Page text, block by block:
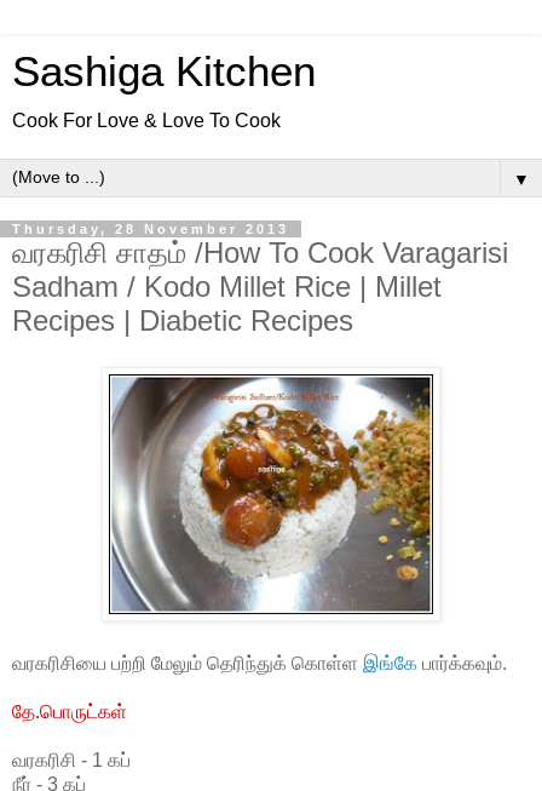
Sashiga Kitchen
Cook For Love & Love To Cook
▼
Thursday, 28 November 2013
வரகரிசி சாதம் /How To Cook Varagarisi
Sadham / Kodo Millet Rice | Millet
Recipes | Diabetic Recipes
வரகரிசியை பற்றி மேலும் தெரிந்துக் கொள்ள இங்கே பார்க்கவும்.
தே.பொருட்கள்
வரகரிசி - 1 கப்
நீர் - 3 கப்